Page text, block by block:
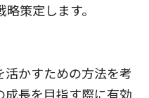
策定します。
活かすための方法を考
成長を目指す際に有効